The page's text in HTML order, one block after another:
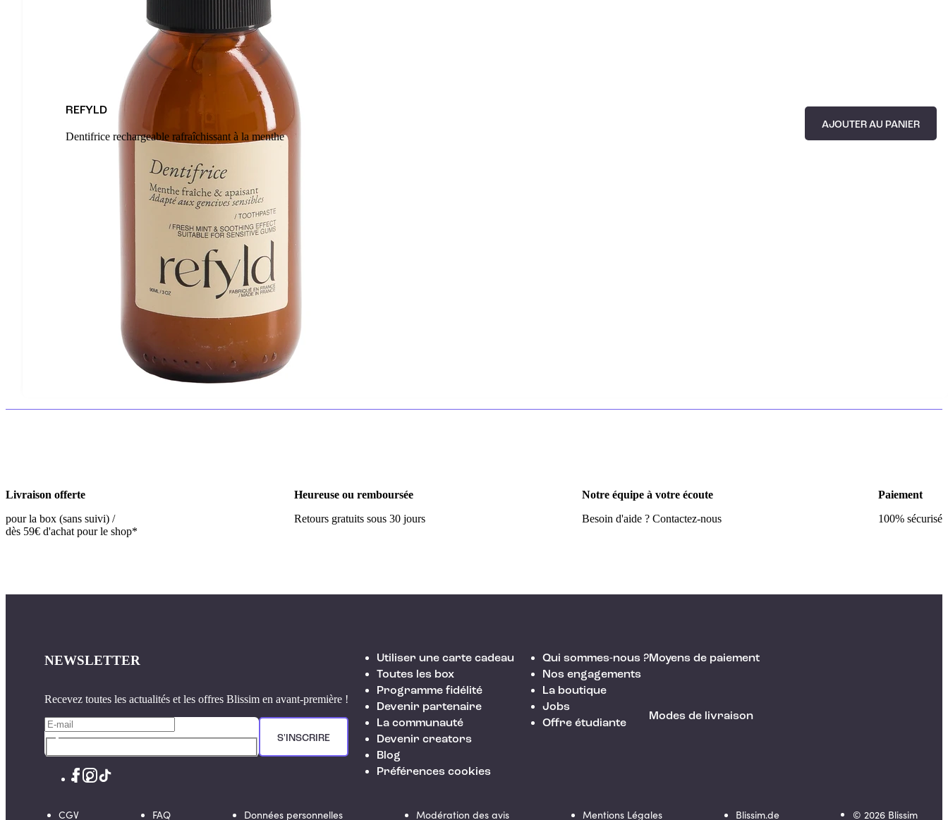
REFYLD
Dentifrice rechargeable rafraîchissant à la menthe
AJOUTER AU PANIER
Livraison offerte
pour la box (sans suivi) /
dès 59€ d'achat pour le shop*
Heureuse ou remboursée
Retours gratuits sous 30 jours
Notre équipe à votre écoute
Besoin d'aide ? Contactez-nous
Paiement
100% sécurisé
NEWSLETTER
Recevez toutes les actualités et les offres Blissim en avant-première !
S'INSCRIRE
Utiliser une carte cadeau
Toutes les box
Programme fidélité
Devenir partenaire
La communauté
Devenir creators
Blog
Préférences cookies
Qui sommes-nous ?
Nos engagements
La boutique
Jobs
Offre étudiante
Moyens de paiement
Modes de livraison
CGV FAQ Données personnelles Modération des avis Mentions Légales Blissim.de © 2026Blissim